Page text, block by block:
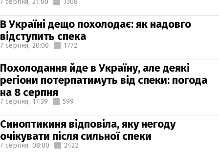
В Україні дещо похолодає: як надовго
відступить спека
7 серпня, 20:00 1772
Похолодання йде в Україну, але деякі
регіони потерпатимуть від спеки: погода
на 8 серпня
7 серпня, 17:39 599
Синоптикиня відповіла, яку негоду
очікувати після сильної спеки
7 серпня, 08:00 2422